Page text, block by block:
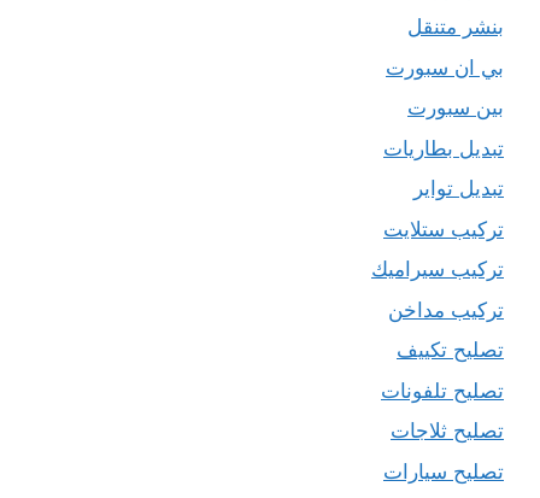
بنشر متنقل
بي ان سبورت
بين سبورت
تبديل بطاريات
تبديل تواير
تركيب ستلايت
تركيب سيراميك
تركيب مداخن
تصليح تكييف
تصليح تلفونات
تصليح ثلاجات
تصليح سيارات